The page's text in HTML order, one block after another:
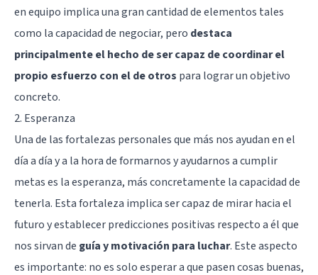
en equipo implica una gran cantidad de elementos tales
como la capacidad de negociar, pero destaca
principalmente el hecho de ser capaz de coordinar el
propio esfuerzo con el de otros para lograr un objetivo
concreto.
2. Esperanza
Una de las fortalezas personales que más nos ayudan en el
día a día y a la hora de formarnos y ayudarnos a cumplir
metas es la esperanza, más concretamente la capacidad de
tenerla. Esta fortaleza implica ser capaz de mirar hacia el
futuro y establecer predicciones positivas respecto a él que
nos sirvan de guía y motivación para luchar. Este aspecto
es importante: no es solo esperar a que pasen cosas buenas,